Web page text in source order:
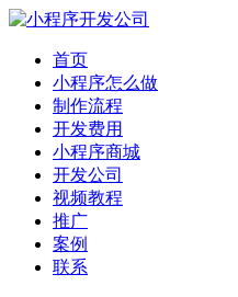
首页
小程序怎么做
制作流程
开发费用
小程序商城
开发公司
视频教程
推广
案例
联系